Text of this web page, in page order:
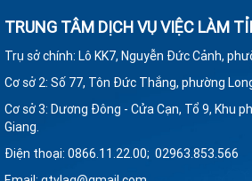
TRUNG TÂM DỊCH VỤ VIỆC LÀM
Trụ sở chính: Lô KK7, Nguyễn Đức Cảnh,
Cơ sở 2: Số 77, Tôn Đức Thắng, phường
Cơ sở 3: Dương Đông - Cửa Cạn, Tổ 9, Khu
Giang.
Điện thoại: 0866.11.22.00; 02963.853.566